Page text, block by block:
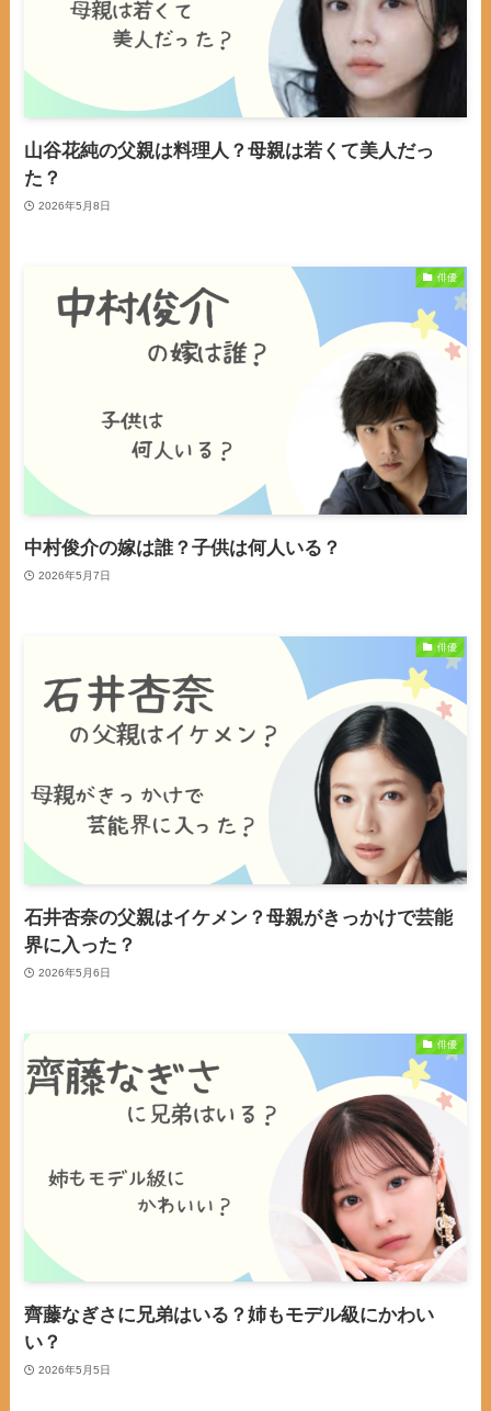
山谷花純の父親は料理人？母親は若くて美人だっ
た？
2026年5月8日
俳優
中村俊介の嫁は誰？子供は何人いる？
2026年5月7日
俳優
石井杏奈の父親はイケメン？母親がきっかけで芸能
界に入った？
2026年5月6日
俳優
齊藤なぎさに兄弟はいる？姉もモデル級にかわい
い？
2026年5月5日